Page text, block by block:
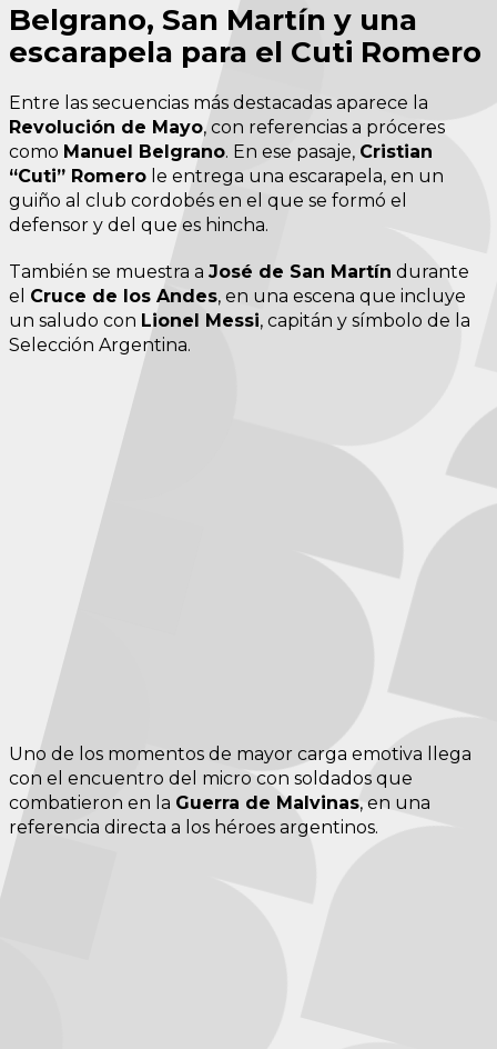
Belgrano, San Martín y una
escarapela para el Cuti Romero
Entre las secuencias más destacadas aparece la
Revolución de Mayo, con referencias a próceres
como Manuel Belgrano. En ese pasaje, Cristian
“Cuti” Romero le entrega una escarapela, en un
guiño al club cordobés en el que se formó el
defensor y del que es hincha.
También se muestra a José de San Martín durante
el Cruce de los Andes, en una escena que incluye
un saludo con Lionel Messi, capitán y símbolo de la
Selección Argentina.
Uno de los momentos de mayor carga emotiva llega
con el encuentro del micro con soldados que
combatieron en la Guerra de Malvinas, en una
referencia directa a los héroes argentinos.